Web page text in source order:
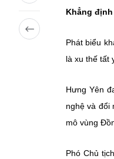
Khẳng
Phát biểu
là xu thế tất
Hưng Yên
nghệ và đổi
mô vùng
Phó Chủ